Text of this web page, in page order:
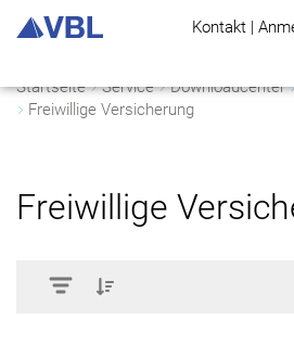
Kontakt |
Startseite Service Downloadcenter
Freiwillige Versicherung
Freiwillige